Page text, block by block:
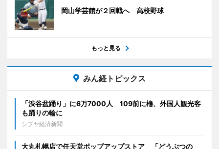
岡山学芸館が２回戦へ 高校野球
もっと見る
みん経トピックス
「渋谷盆踊り」に6万7000人 109前に櫓、外国人観光客
も踊りの輪に
シブヤ経済新聞
大丸札幌店で任天堂ポップアップストア 「どうぶつの